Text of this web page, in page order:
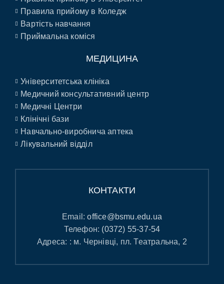
Правила прийому в Коледж
Вартість навчання
Приймальна коміся
МЕДИЦИНА
Університетська клініка
Медичний консультативний центр
Медичні Центри
Клінічні бази
Навчально-виробнича аптека
Лікувальний відділ
КОНТАКТИ
Email:office@bsmu.edu.ua
Телефон: (0372) 55-37-54
Адреса: : м. Чернівці, пл. Театральна, 2